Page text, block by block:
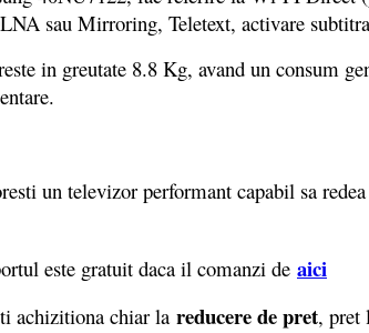
sau Mirroring, Teletext, activare
in greutate 8.8 Kg, avand un consum
un televizor performant capabil sa
este gratuit daca il comanzi de aici
chiar la reducere de pret, pret